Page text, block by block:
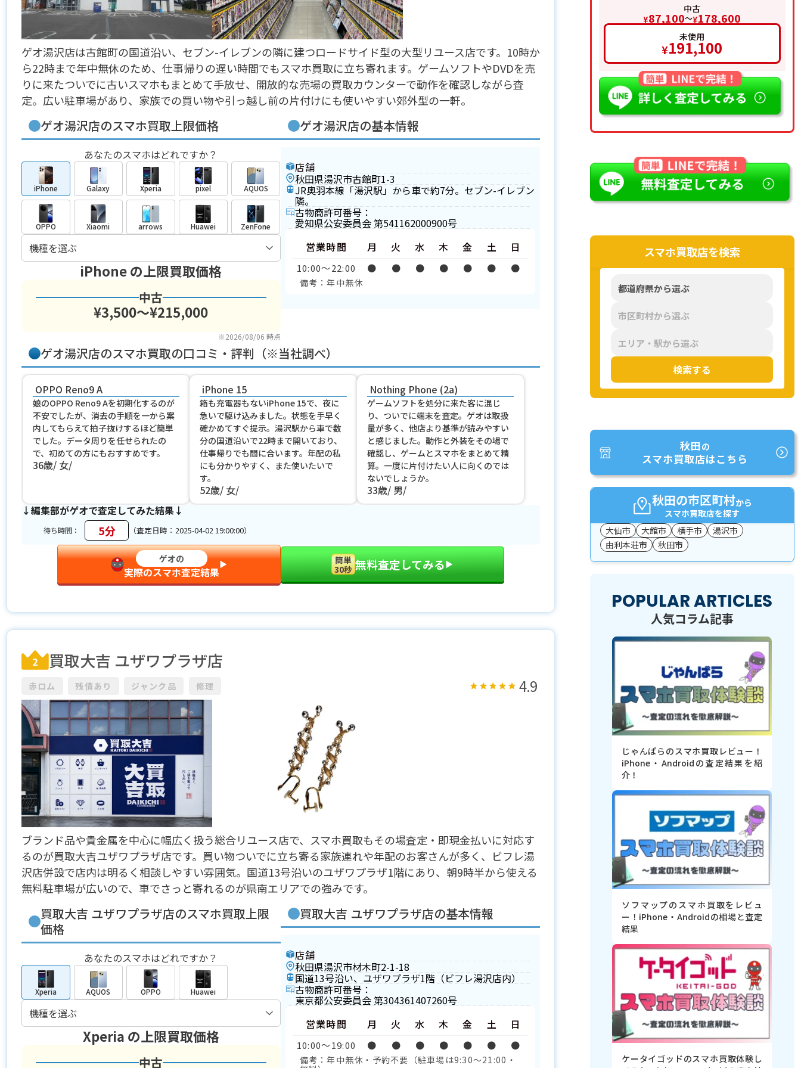
ゲオ湯沢店は古館町の国道沿い、セブン-イレブンの隣に建つロードサイド型の大型リユース店です。10時か
ら22時まで年中無休のため、仕事帰りの遅い時間でもスマホ買取に立ち寄れます。ゲームソフトやDVDを売
りに来たついでに古いスマホもまとめて手放せ、開放的な売場の買取カウンターで動作を確認しながら査
定。広い駐車場があり、家族での買い物や引っ越し前の片付けにも使いやすい郊外型の一軒。
ゲオ湯沢店のスマホ買取上限価格
あなたのスマホはどれですか？
iPhone Galaxy Xperia pixel AQUOS
OPPO Xiaomi arrows Huawei ZenFone
iPhoneの上限買取価格
中古
¥3,500〜¥215,000
※2026/08/06 時点
ゲオ湯沢店の基本情報
店舗
秋田県湯沢市古館町1-3
JR奥羽本線「湯沢駅」から車で約7分。セブン-イレブン
隣。
古物商許可番号：
愛知県公安委員会 第541162000900号
営業時間
10:00〜22:00
月
●
火
●
水
●
木
●
金
●
土
●
日
●
備考：年中無休
ゲオ湯沢店のスマホ買取の口コミ・評判（※当社調べ）
OPPO Reno9 A
娘のOPPO Reno9 Aを初期化するのが
不安でしたが、消去の手順を一から案
内してもらえて拍子抜けするほど簡単
でした。データ周りを任せられたの
で、初めての方にもおすすめです。
36歳 女
iPhone 15
箱も充電器もないiPhone 15で、夜に
急いで駆け込みました。状態を手早く
確かめてすぐ提示。湯沢駅から車で数
分の国道沿いで22時まで開いており、
仕事帰りでも間に合います。年配の私
にも分かりやすく、また使いたいで
す。
52歳 女
Nothing Phone (2a)
ゲームソフトを処分に来た客に混じ
り、ついでに端末を査定。ゲオは取扱
量が多く、他店より基準が読みやすい
と感じました。動作と外装をその場で
確認し、ゲームとスマホをまとめて精
算。一度に片付けたい人に向くのでは
ないでしょうか。
33歳 男
↓編集部がゲオで査定してみた結果↓
待ち時間： 5分 （査定日時：2025-04-02 19:00:00）
ゲオの
実際のスマホ査定結果
▶︎
簡単
30秒 無料査定してみる▶︎
2 買取大吉 ユザワプラザ店
赤ロム 残債あり ジャンク品 修理 4.9
ブランド品や貴金属を中心に幅広く扱う総合リユース店で、スマホ買取もその場査定・即現金払いに対応す
るのが買取大吉ユザワプラザ店です。買い物ついでに立ち寄る家族連れや年配のお客さんが多く、ビフレ湯
沢店併設で店内は明るく相談しやすい雰囲気。国道13号沿いのユザワプラザ1階にあり、朝9時半から使える
無料駐車場が広いので、車でさっと寄れるのが県南エリアでの強みです。
買取大吉 ユザワプラザ店のスマホ買取上限
価格
あなたのスマホはどれですか？
Xperia AQUOS OPPO Huawei
Xperia の上限買取価格
中古
買取大吉 ユザワプラザ店の基本情報
店舗
秋田県湯沢市材木町2-1-18
国道13号沿い、ユザワプラザ1階（ビフレ湯沢店内）
古物商許可番号：
東京都公安委員会 第304361407260号
営業時間
10:00〜19:00
月
●
火
●
水
●
木
●
金
●
土
●
日
●
備考：年中無休・予約不要（駐車場は9:30〜21:00・
中古
¥87,100〜¥178,600
未使用
¥191,100
スマホ買取店を検索
検索する
秋田の
スマホ買取店はこちら
秋田の市区町村から
スマホ買取店を探す
大仙市
大館市 横手市
湯沢市
由利本荘市
秋田市
POPULAR ARTICLES
人気コラム記事
じゃんぱらのスマホ買取レビュー！
iPhone・Androidの査定結果を紹
介！
ソフマップのスマホ買取をレビュ
ー！iPhone・Androidの相場と査定
結果
ケータイゴッドのスマホ買取体験し